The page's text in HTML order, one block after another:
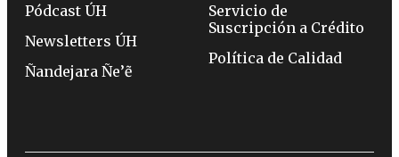
Pódcast ÚH
Newsletters ÚH
Ñandejara Ñe’ẽ
Servicio de
Suscripción a Crédito
Política de Calidad